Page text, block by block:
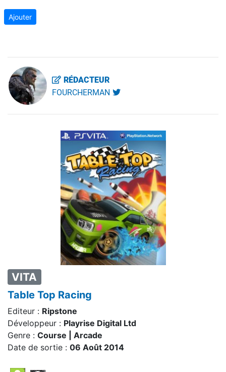
RÉDACTEUR
FOURCHERMAN
VITA
Table Top Racing
Editeur : Ripstone
Développeur : Playrise Digital Ltd
Genre : Course | Arcade
Date de sortie : 06 Août 2014
Ajouter